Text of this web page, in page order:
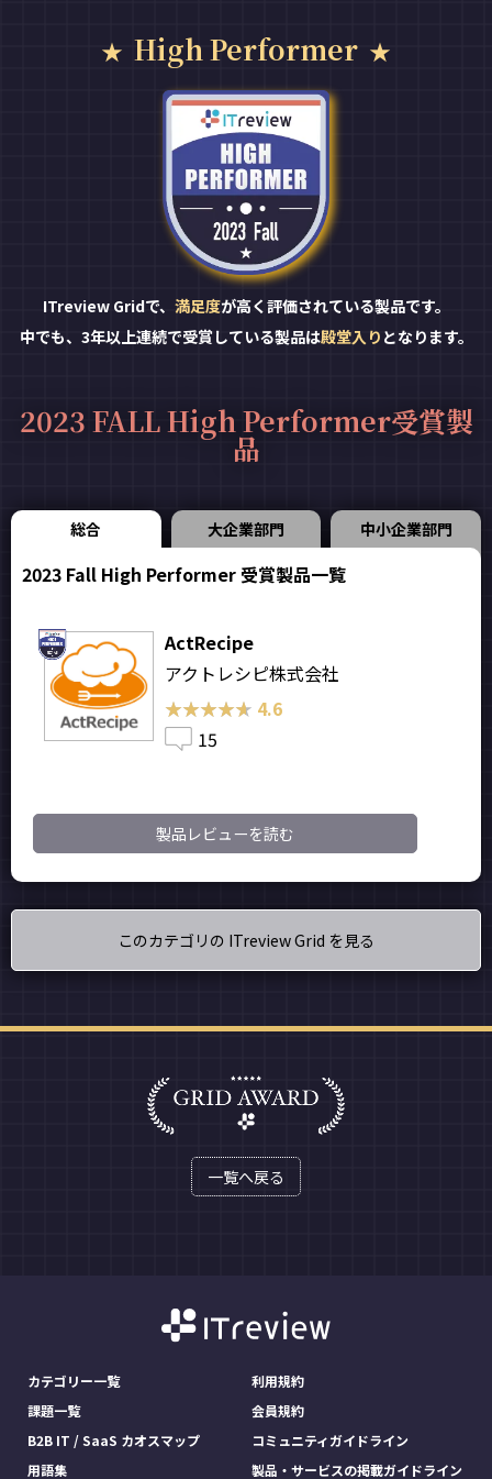
High Performer
ITreview Gridで、 満足度が高く評価されている製品です。
中でも、3年以上連続で受賞している製品は殿堂入り となります。
2023 FALL High Performer受賞製
品
総合 大企業部門 中小企業部門
2023 Fall High Performer 受賞製品一覧
ActRecipe
アクトレシピ株式会社
★★★★★
★★★★★ 4.6
15
製品レビューを読む
このカテゴリの ITreview Grid を見る
一覧へ戻る
カテゴリー一覧
課題一覧
B2B IT / SaaS カオスマップ
用語集
利用規約
会員規約
コミュニティガイドライン
製品・サービスの掲載ガイドライン